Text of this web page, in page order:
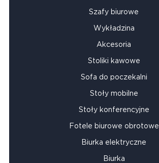
Szafy biurowe
Wykładzina
Akcesoria
Stoliki kawowe
Sofa do poczekalni
Stoły mobilne
Stoły konferencyjne
Fotele biurowe obrotowe
Biurka elektryczne
Biurka